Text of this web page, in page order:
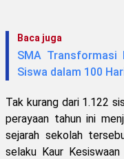
Baca juga
SMA Transformasi
Siswa dalam 100
Tak kurang dari 1.122
perayaan tahun ini
sejarah sekolah
selaku Kaur